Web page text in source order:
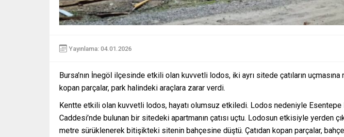
Yayınlama: 04.01.2026
Bursa’nın İnegöl ilçesinde etkili olan kuvvetli lodos, iki ayrı sitede çatıların uçmasına
kopan parçalar, park halindeki araçlara zarar verdi.
Kentte etkili olan kuvvetli lodos, hayatı olumsuz etkiledi. Lodos nedeniyle
Caddesi’nde bulunan bir sitedeki apartmanın çatısı uçtu. Lodosun etkisiyle yerden
metre sürüklenerek bitişikteki sitenin bahçesine düştü. Çatıdan kopan parçalar,